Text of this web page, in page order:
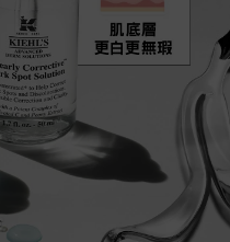
肌底層
更白更無瑕